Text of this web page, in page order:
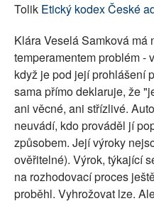
Tolik Etický kodex České
Klára Veselá Samková má
temperamentem problém -
když je pod její prohlášení
sama přímo deklaruje, že
ani věcné, ani střízlivé.
neuvádí, kdo prováděl jí
způsobem. Její výroky
ověřitelné). Výrok, týkající
na rozhodovací proces
proběhl. Vyhrožovat lze.